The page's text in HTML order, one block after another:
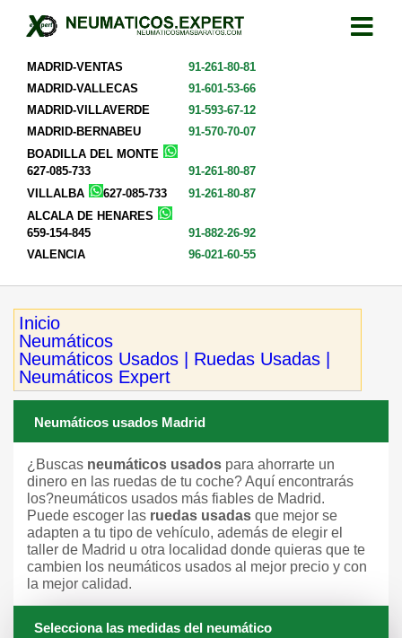
MADRID-VENTAS
91-261-80-81
MADRID-VALLECAS
91-601-53-66
MADRID-VILLAVERDE
91-593-67-12
MADRID-BERNABEU
91-570-70-07
BOADILLA DEL MONTE
627-085-733
91-261-80-87
VILLALBA
627-085-733
91-261-80-87
ALCALA DE HENARES
659-154-845
91-882-26-92
VALENCIA
96-021-60-55
Inicio
Neumáticos
Neumáticos Usados | Ruedas Usadas |
Neumáticos Expert
Neumáticos usados Madrid
¿Buscas neumáticos usados para ahorrarte un
dinero en las ruedas de tu coche? Aquí encontrarás
los?neumáticos usados más fiables de Madrid.
Puede escoger las ruedas usadas que mejor se
adapten a tu tipo de vehículo, además de elegir el
taller de Madrid u otra localidad donde quieras que te
cambien los neumáticos usados al mejor precio y con
la mejor calidad.
Selecciona las medidas del neumático